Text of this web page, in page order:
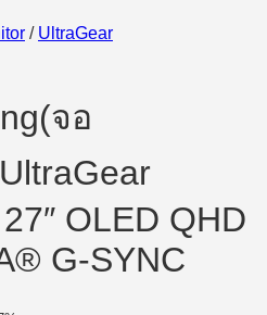
/ UltraGear
จอ
OLED QHD
G-SYNC